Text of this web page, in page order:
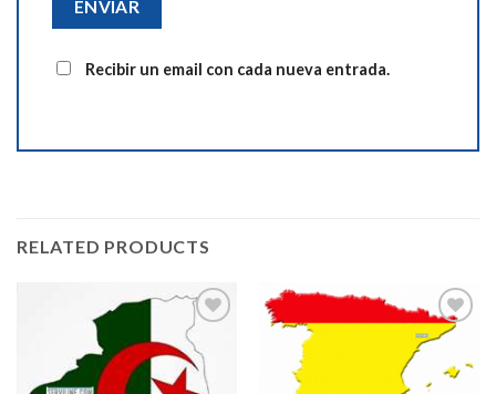
Recibir un email con cada nueva entrada.
RELATED PRODUCTS
Añadir
a la
lista de
deseos
Añadir
lista de
deseos